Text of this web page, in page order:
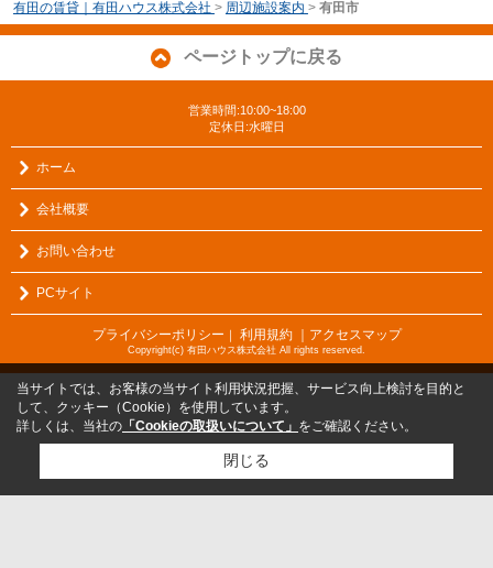
有田の賃貸｜有田ハウス株式会社 > 周辺施設案内 > 有田市
ページトップに戻る
営業時間:10:00~18:00
定休日:水曜日
ホーム
会社概要
お問い合わせ
PCサイト
プライバシーポリシー ｜ 利用規約 ｜アクセスマップ
Copyright(c) 有田ハウス株式会社 All rights reserved.
当サイトでは、お客様の当サイト利用状況把握、サービス向上検討を目的と
して、クッキー（Cookie）を使用しています。
詳しくは、当社の 「Cookieの取扱いについて」 をご確認ください。
閉じる